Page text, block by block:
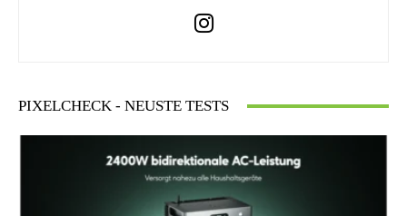
PIXELCHECK - NEUSTE TESTS